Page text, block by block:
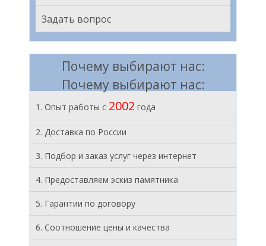
Задать вопрос
Почему выбирают нас:
Почему выбирают нас:
1. Опыт работы с 2002 года
2. Доставка по России
3. Подбор и заказ услуг через интернет
4. Предоставляем эскиз памятника
5. Гарантии по договору
6. Соотношение цены и качества